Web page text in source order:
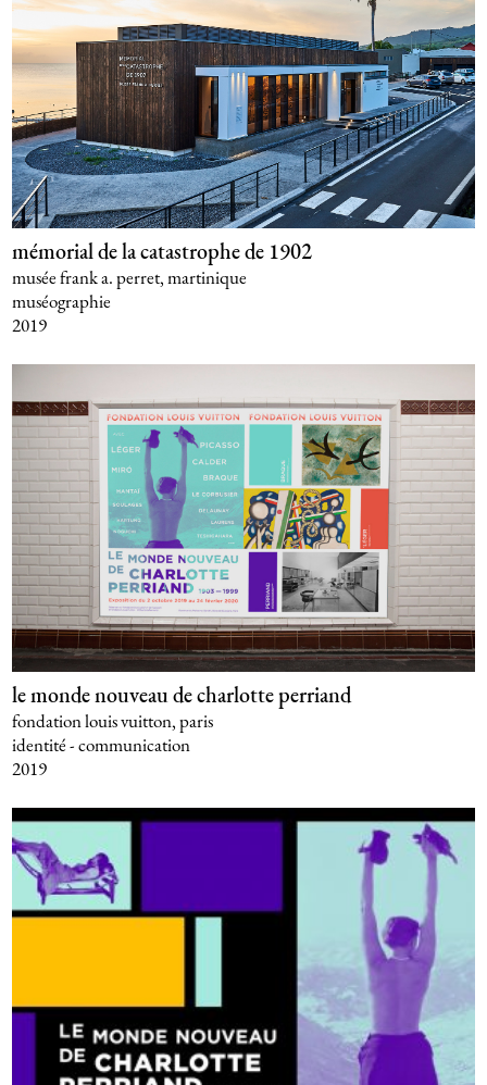
mémorial de la catastrophe de 1902
musée frank a. perret, martinique
muséographie
2019
le monde nouveau de charlotte perriand
fondation louis vuitton, paris
identité - communication
2019